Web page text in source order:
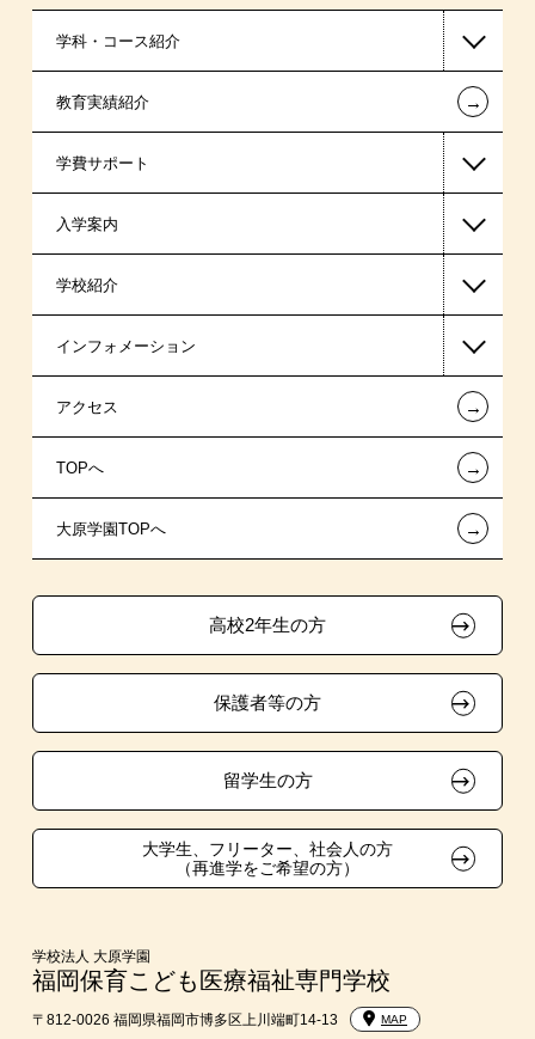
学科・コース紹介
医療事務系
保育士・幼稚園教諭系
介護福祉系
教育実績紹介 ←
学費サポート
高等教育の修学支援新制度
日本学生支援機構の奨学金
国の教育ローン
提携教育ローン
保育士・介護福祉士修学資金貸付制度
専門実践教育訓練給付金制度
資格・クラブ活動による特待生制度
入学案内
一般入学
AO入学
指定校推薦入学
特別推薦入学
推薦入学
生徒会活動推薦入学
自己推薦入学
在校生・卒業生紹介推薦入学
大学生・短期大学生特別入学
学費
短期大学との併修
入学前Web通信講座
大学・短期大学・公務員併願制度
学校紹介
在校生からあなたへ
夢を叶えた先輩たち
施設・研修所
学生寮・マンションのご案内
大原学園グループ案内
インフォメーション
お知らせ・新着情報
在校生へのお知らせ
各種証明書の発行ご希望の方
採用ご担当の方
アクセス ←
TOPへ ←
大原学園TOPへ ←
高校2年生の方
保護者等の方
留学生の方
大学生、フリーター、社会人の方
（再進学をご希望の方）
学校法人 大原学園
福岡保育こども医療福祉専門学校
〒812-0026 福岡県福岡市博多区上川端町14-13 MAP